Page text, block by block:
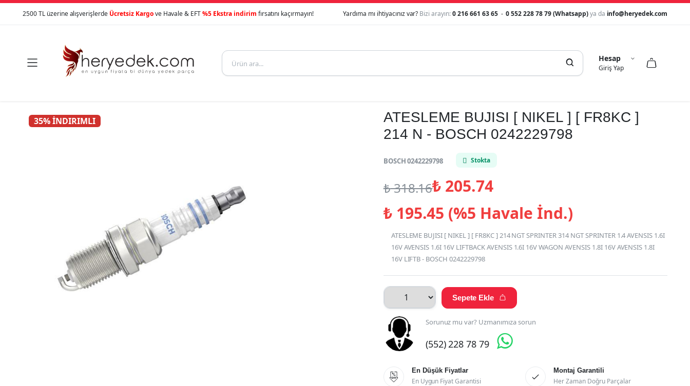
2500 TL üzerine alışverişlerde Ücretsiz Kargove Havale & EFT%5 Ekstra indirim fırsatını kaçırmayın! Yardıma mı ihtiyacınız var? Bizi arayın:0 216 661 63 65 -0 552 228 78 79 (Whatsapp)ya da info@heryedek.com
  Hesap
Giriş Yap
 
35% İNDIRIMLI
ATESLEME BUJISI [ NIKEL ] [ FR8KC ]
214 N - BOSCH 0242229798
BOSCH 0242229798 Stokta
₺318.16₺ 205.74
₺195.45 (%5 Havale İnd.)
ATESLEME BUJISI [ NIKEL ] [ FR8KC ] 214 NGT SPRINTER 314 NGT SPRINTER 1.4 AVENSIS 1.6I
16V AVENSIS 1.6I 16V LIFTBACK AVENSIS 1.6I 16V WAGON AVENSIS 1.8I 16V AVENSIS 1.8I
16V LIFTB - BOSCH 0242229798
Sepete Ekle 
Sorunuz mu var? Uzmanımıza sorun
(552) 228 78 79 

En Düşük Fiyatlar
En Uygun Fiyat Garantisi 
Montaj Garantili
Her Zaman Doğru Parçalar